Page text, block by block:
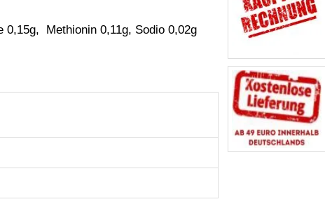
Methionin 0,11g, Sodio 0,02g